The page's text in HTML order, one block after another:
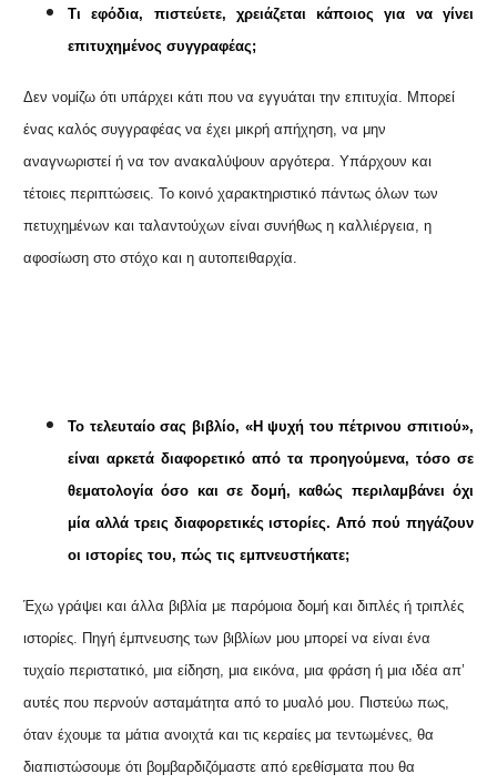
Τι εφόδια, πιστεύετε, χρειάζεται κάποιος για να γίνει
επιτυχημένος συγγραφέας;
Δεν νομίζω ότι υπάρχει κάτι που να εγγυάται την επιτυχία. Μπορεί
ένας καλός συγγραφέας να έχει μικρή απήχηση, να μην
αναγνωριστεί ή να τον ανακαλύψουν αργότερα. Υπάρχουν και
τέτοιες περιπτώσεις. Το κοινό χαρακτηριστικό πάντως όλων των
πετυχημένων και ταλαντούχων είναι συνήθως η καλλιέργεια, η
αφοσίωση στο στόχο και η αυτοπειθαρχία.
Το τελευταίο σας βιβλίο, «Η ψυχή του πέτρινου σπιτιού»,
είναι αρκετά διαφορετικό από τα προηγούμενα, τόσο σε
θεματολογία όσο και σε δομή, καθώς περιλαμβάνει όχι
μία αλλά τρεις διαφορετικές ιστορίες. Από πού πηγάζουν
οι ιστορίες του, πώς τις εμπνευστήκατε;
Έχω γράψει και άλλα βιβλία με παρόμοια δομή και διπλές ή τριπλές
ιστορίες. Πηγή έμπνευσης των βιβλίων μου μπορεί να είναι ένα
τυχαίο περιστατικό, μια είδηση, μια εικόνα, μια φράση ή μια ιδέα απ’
αυτές που περνούν ασταμάτητα από το μυαλό μου. Πιστεύω πως,
όταν έχουμε τα μάτια ανοιχτά και τις κεραίες μα τεντωμένες, θα
διαπιστώσουμε ότι βομβαρδιζόμαστε από ερεθίσματα που θα